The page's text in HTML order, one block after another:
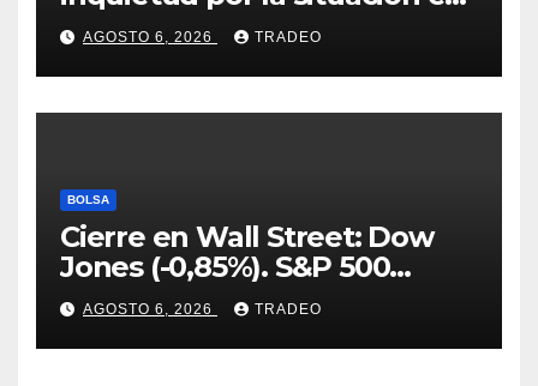
Ormuz
AGOSTO 6, 2026 TRADEO
BOLSA
Cierre en Wall Street: Dow
Jones (-0,85%). S&P 500
(-0,18%) y Nasdaq (-0,06%)
AGOSTO 6, 2026 TRADEO